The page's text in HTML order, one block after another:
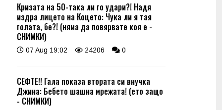
Кризата на 50-така ли го удари?! Надя
издра лицето на Коцето: Чука ли я тая
голата, бе?! (няма да повярвате коя е -
СНИМКИ)
07 Aug 19:02 24206 0
СЕФТЕ!! Гала показа втората си внучка
Джина: Бебето шашна мрежата! (ето защо
- СНИМКИ)